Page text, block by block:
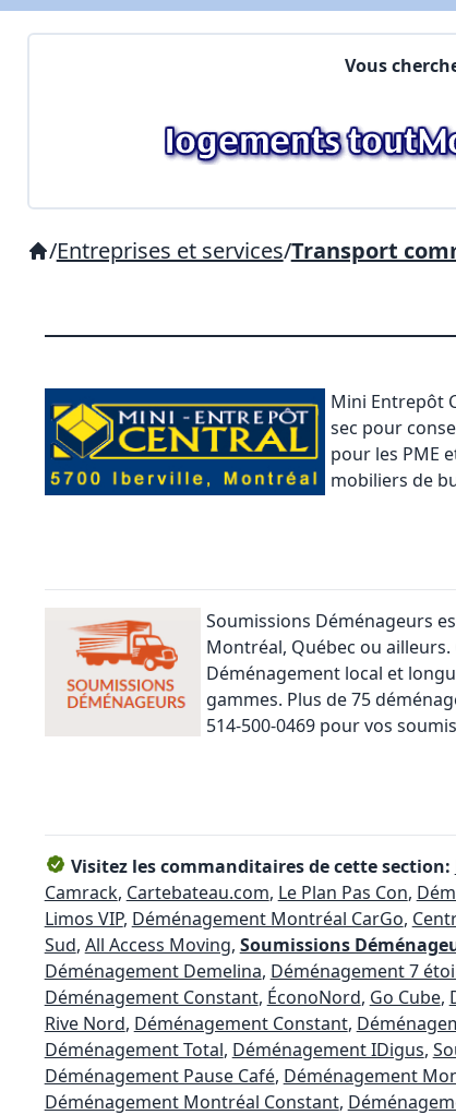
Vous
/Entreprises et services/Transport
Mini Entrepôt
sec pour
pour les PME
mobiliers de
Soumissions Déménageurs
Montréal, Québec ou
Déménagement local et
gammes. Plus de 75
514-500-0469 pour vos
Visitez les commanditaires de cette section:
Camrack, Cartebateau.com, Le Plan Pas Con,
Limos VIP, Déménagement Montréal CarGo,
Sud, All Access Moving, Soumissions
Déménagement Demelina, Déménagement 7
Déménagement Constant, ÉconoNord, Go Cube,
Rive Nord, Déménagement Constant,
Déménagement Total, Déménagement IDigus,
Déménagement Pause Café, Déménagement
Déménagement Montréal Constant,
Commentaires: